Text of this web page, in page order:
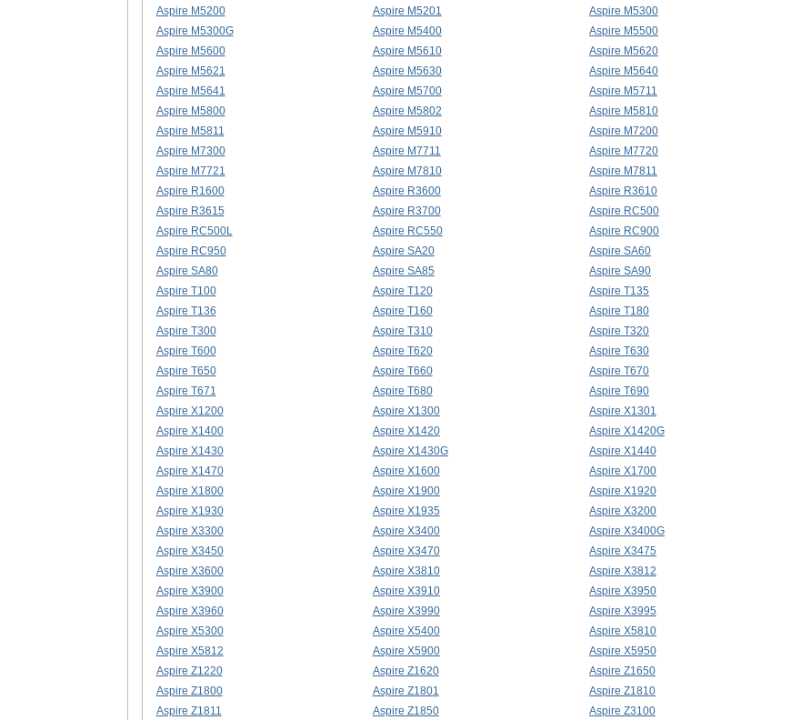
Aspire M5200
Aspire M5201
Aspire M5300
Aspire M5300G
Aspire M5400
Aspire M5500
Aspire M5600
Aspire M5610
Aspire M5620
Aspire M5621
Aspire M5630
Aspire M5640
Aspire M5641
Aspire M5700
Aspire M5711
Aspire M5800
Aspire M5802
Aspire M5810
Aspire M5811
Aspire M5910
Aspire M7200
Aspire M7300
Aspire M7711
Aspire M7720
Aspire M7721
Aspire M7810
Aspire M7811
Aspire R1600
Aspire R3600
Aspire R3610
Aspire R3615
Aspire R3700
Aspire RC500
Aspire RC500L
Aspire RC550
Aspire RC900
Aspire RC950
Aspire SA20
Aspire SA60
Aspire SA80
Aspire SA85
Aspire SA90
Aspire T100
Aspire T120
Aspire T135
Aspire T136
Aspire T160
Aspire T180
Aspire T300
Aspire T310
Aspire T320
Aspire T600
Aspire T620
Aspire T630
Aspire T650
Aspire T660
Aspire T670
Aspire T671
Aspire T680
Aspire T690
Aspire X1200
Aspire X1300
Aspire X1301
Aspire X1400
Aspire X1420
Aspire X1420G
Aspire X1430
Aspire X1430G
Aspire X1440
Aspire X1470
Aspire X1600
Aspire X1700
Aspire X1800
Aspire X1900
Aspire X1920
Aspire X1930
Aspire X1935
Aspire X3200
Aspire X3300
Aspire X3400
Aspire X3400G
Aspire X3450
Aspire X3470
Aspire X3475
Aspire X3600
Aspire X3810
Aspire X3812
Aspire X3900
Aspire X3910
Aspire X3950
Aspire X3960
Aspire X3990
Aspire X3995
Aspire X5300
Aspire X5400
Aspire X5810
Aspire X5812
Aspire X5900
Aspire X5950
Aspire Z1220
Aspire Z1620
Aspire Z1650
Aspire Z1800
Aspire Z1801
Aspire Z1810
Aspire Z1811
Aspire Z1850
Aspire Z3100